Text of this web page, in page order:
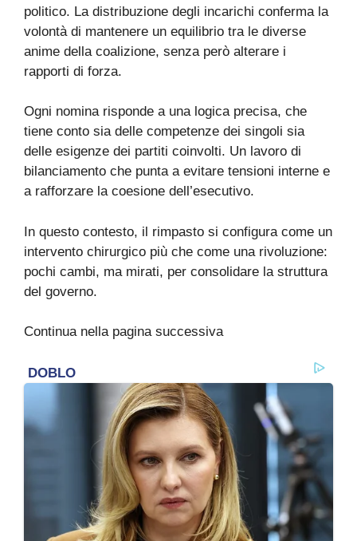
politico. La distribuzione degli incarichi conferma la
volontà di mantenere un equilibrio tra le diverse
anime della coalizione, senza però alterare i
rapporti di forza.
Ogni nomina risponde a una logica precisa, che
tiene conto sia delle competenze dei singoli sia
delle esigenze dei partiti coinvolti. Un lavoro di
bilanciamento che punta a evitare tensioni interne e
a rafforzare la coesione dell’esecutivo.
In questo contesto, il rimpasto si configura come un
intervento chirurgico più che come una rivoluzione:
pochi cambi, ma mirati, per consolidare la struttura
del governo.
Continua nella pagina successiva